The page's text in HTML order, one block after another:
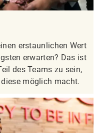
erstaunlichen Wert
erwarten? Das ist
des Teams zu sein,
möglich macht.